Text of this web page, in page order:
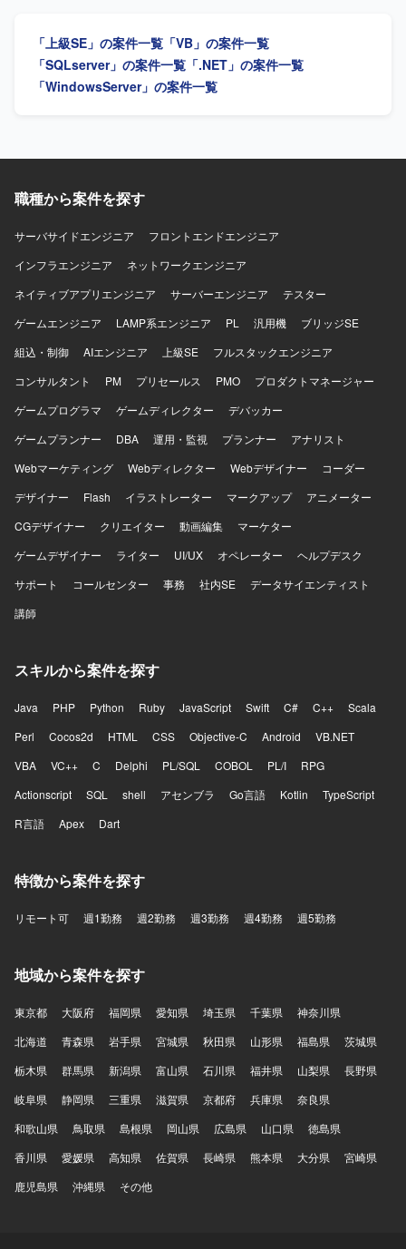
ていただける方を求めています。複数システムを横断した
業務理解を行い、状況に応じて柔軟に立ち回れる方が望ま
しいです。 【ポジションの魅力】 要件定義から結合テスト
まで上流から下流まで一貫して関わることができ、上級SE
C#.NET、PL/SQL、RDB（SQLServer、Oracle）などを用
いた業務系システム開発環境となります。
「上級SE」の案件一覧 「VB」の案件一覧
「SQLserver」の案件一覧 「.NET」の案件一覧
「WindowsServer」の案件一覧
職種から案件を探す
サーバサイドエンジニア
フロントエンドエンジニア
インフラエンジニア
ネットワークエンジニア
ネイティブアプリエンジニア
サーバーエンジニア
テスター
ゲームエンジニア
LAMP系エンジニア PL 汎用機
ブリッジSE
組込・制御
AIエンジニア 上級SE
フルスタックエンジニア
コンサルタント
PM プリセールス PMO
プロダクトマネージャー
ゲームプログラマ
ゲームディレクター
デバッカー
ゲームプランナー
DBA 運用・監視 プランナー
アナリスト
Webマーケティング
Webディレクター Webデザイナー
コーダー
デザイナー
Flash イラストレーター マークアップ
アニメーター
CGデザイナー
クリエイター 動画編集
マーケター
ゲームデザイナー
ライター UI/UX オペレーター
ヘルプデスク
サポート
コールセンター 事務 社内SE
データサイエンティスト
講師
スキルから案件を探す
Java PHP Python Ruby JavaScript Swift C# C++
Scala
Perl
Cocos2d HTML CSS Objective-C Android
VB.NET
VBA
VC++ C Delphi PL/SQL COBOL PL/I
RPG
Actionscript
SQL shell アセンブラ Go言語 Kotlin
TypeScript
R言語
Apex Dart
特徴から案件を探す
リモート可 週1勤務 週2勤務 週3勤務 週4勤務 週5勤務
地域から案件を探す
東京都 大阪府 福岡県 愛知県 埼玉県 千葉県
神奈川県
北海道
青森県 岩手県 宮城県 秋田県 山形県 福島県
茨城県
栃木県
群馬県 新潟県 富山県 石川県 福井県 山梨県
長野県
岐阜県
静岡県 三重県 滋賀県 京都府 兵庫県
奈良県
和歌山県
鳥取県 島根県 岡山県 広島県 山口県
徳島県
香川県
愛媛県 高知県 佐賀県 長崎県 熊本県 大分県
宮崎県
鹿児島県
沖縄県 その他